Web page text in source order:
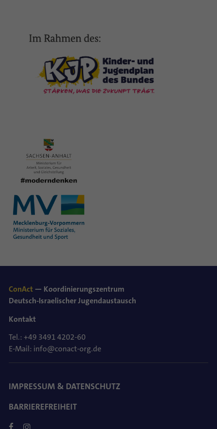
ConAct — Koordinierungszentrum
Deutsch-Israelischer Jugendaustausch
Kontakt
Tel.: +49 3491 4202-60
E-Mail: info@conact-org.de
IMPRESSUM & DATENSCHUTZ
BARRIEREFREIHEIT